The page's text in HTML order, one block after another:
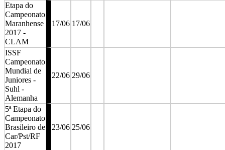
Etapa do
Campeonato
Maranhense
2017 -
CLAM
17/06 17/06
ISSF
Campeonato
Mundial de
Juniores -
Suhl -
Alemanha
22/06 29/06
5ª Etapa do
Campeonato
Brasileiro de
Car/Pst/RF
2017
23/06 25/06